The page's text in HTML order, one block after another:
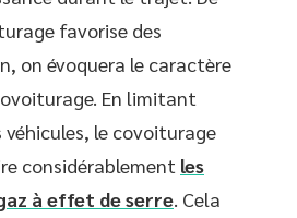
favorise des
on évoquera le caractère
En limitant
le covoiturage
considérablement les
à effet de serre . Cela